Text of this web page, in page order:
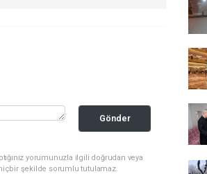
Gönder
yorumunuzla ilgili doğrudan veya
şekilde sorumlu tutulamaz.